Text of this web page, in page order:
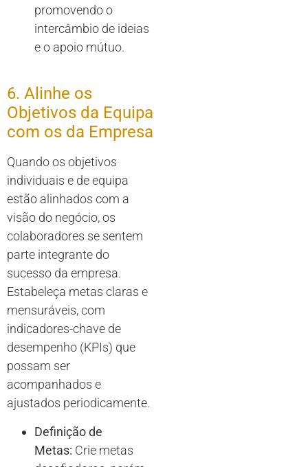
promovendo o
intercâmbio de ideias
e o apoio mútuo.
6. Alinhe os
Objetivos da Equipa
com os da Empresa
Quando os objetivos
individuais e de equipa
estão alinhados com a
visão do negócio, os
colaboradores se sentem
parte integrante do
sucesso da empresa.
Estabeleça metas claras e
mensuráveis, com
indicadores-chave de
desempenho (KPIs) que
possam ser
acompanhados e
ajustados periodicamente.
Definição de
Metas: Crie metas